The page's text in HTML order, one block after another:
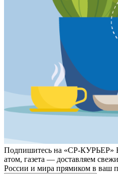
Подпишитесь на «СР-КУРЬЕР»
атом, газета — доставляем
России и мира прямиком в ваш